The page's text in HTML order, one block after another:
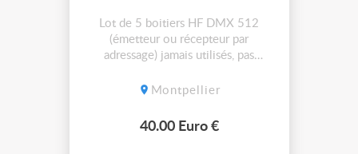
Lot de 5 boitiers HF DMX 512
(émetteur ou récepteur par
adressage) jamais utilisés, pas
Montpellier
40.00 Euro €